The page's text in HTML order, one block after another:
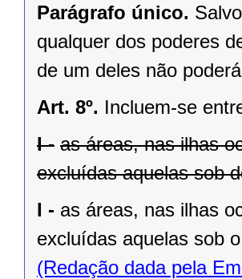
Parágrafo único.
qualquer dos poderes
de um deles não
Art. 8º. Incluem-se
I - as áreas, nas ilhas
excluídas aquelas sob
I - as áreas, nas ilhas
excluídas aquelas sob
(Redação dada pela